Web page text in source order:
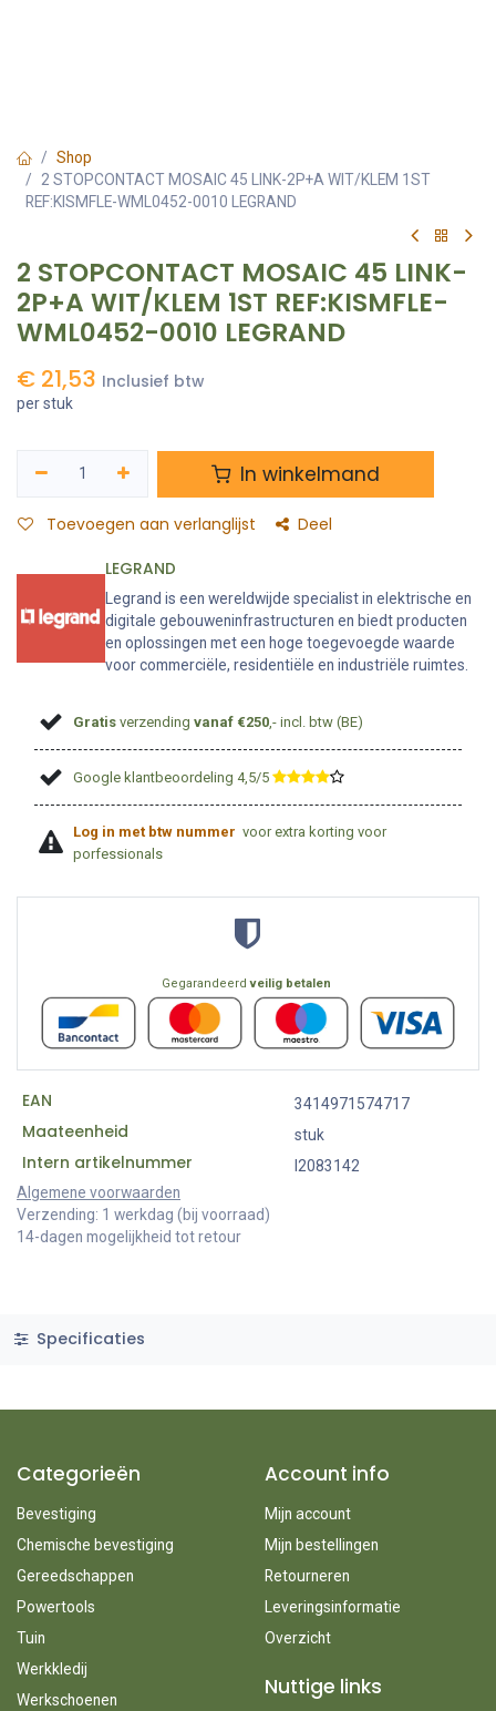
Shop
2 STOPCONTACT MOSAIC 45 LINK-2P+A WIT/KLEM 1ST
REF:KISMFLE-WML0452-0010 LEGRAND
2 STOPCONTACT MOSAIC 45 LINK-
2P+A WIT/KLEM 1ST REF:KISMFLE-
WML0452-0010 LEGRAND
€ 21,53 Inclusief btw
per stuk
In winkelmand
Toevoegen aan verlanglijst Deel
LEGRAND
Legrand is een wereldwijde specialist in elektrische en
digitale gebouweninfrastructuren en biedt producten
en oplossingen met een hoge toegevoegde waarde
voor commerciële, residentiële en industriële ruimtes.
Gratis verzendingvanaf €250 ,- incl. btw (BE)
Google klantbeoordeling 4,5/5 ​
Log in met btw nummer voor extra korting voor
porfessionals
Gegarandeerdveilig betalen
EAN 3414971574717
Maateenheid stuk
Intern artikelnummer
I2083142
Algemene voorwaarden
Verzending: 1 werkdag (bij voorraad)
14-dagen mogelijkheid tot retour
Specificaties
Categorieën
Bevestiging
Chemische bevestiging
Gereedschappen
Powertools
Tuin
Werkkledij
Werkschoenen
Account info
Mijn account
Mijn bestellingen
Retourneren
Leveringsinformatie
Overzicht
Nuttige links